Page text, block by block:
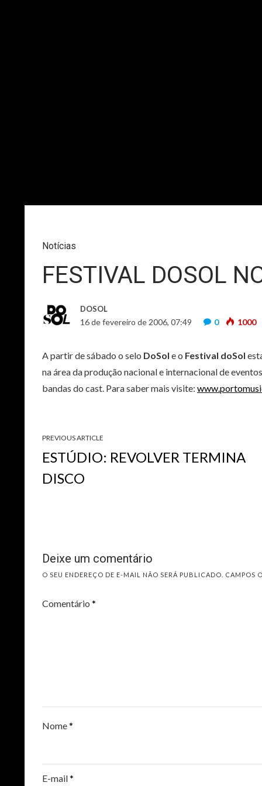
Notícias
FESTIVAL DOSOL
DOSOL
16 de fevereiro de 2006, 07:49 0 1000
A partir de sábado o selo DoSol e o Festival doSol
na área da produção nacional e internacional de
bandas do cast. Para saber mais visite:
PREVIOUS ARTICLE
ESTÚDIO: REVOLVER TERMINA
DISCO
Deixe um comentário
O SEU ENDEREÇO DE E-MAIL NÃO SERÁ PUBLICADO. CAMPOS
Comentário *
Nome*
E-mail*